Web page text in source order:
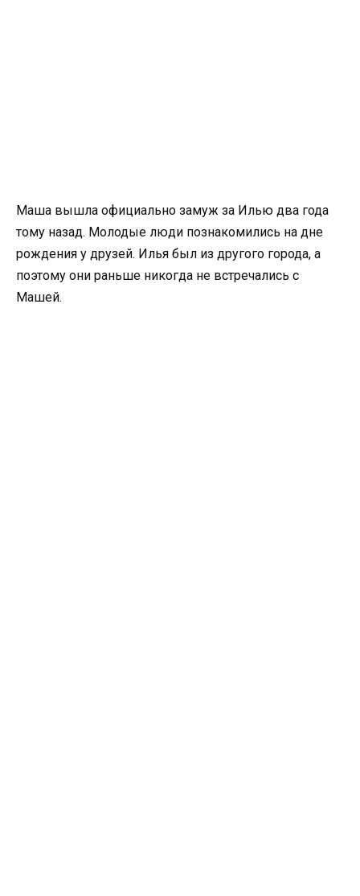
Маша вышла официально замуж за Илью два года
тому назад. Молодые люди познакомились на дне
рождения у друзей. Илья был из другого города, а
поэтому они раньше никогда не встречались с
Машей.